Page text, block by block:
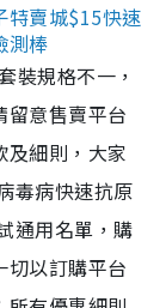
特賣城$15快速
測棒
裝規格不一，
留意售賣平台
及細則，大家
毒病快速抗原
通用名單，購
切以訂購平台